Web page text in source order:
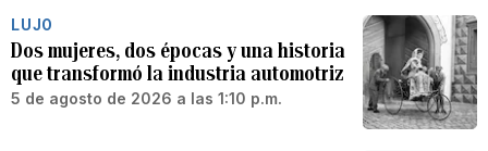
LUJO
Dos mujeres, dos épocas y una historia
que transformó la industria automotriz
5 de agosto de 2026 a las 1:10 p.m.